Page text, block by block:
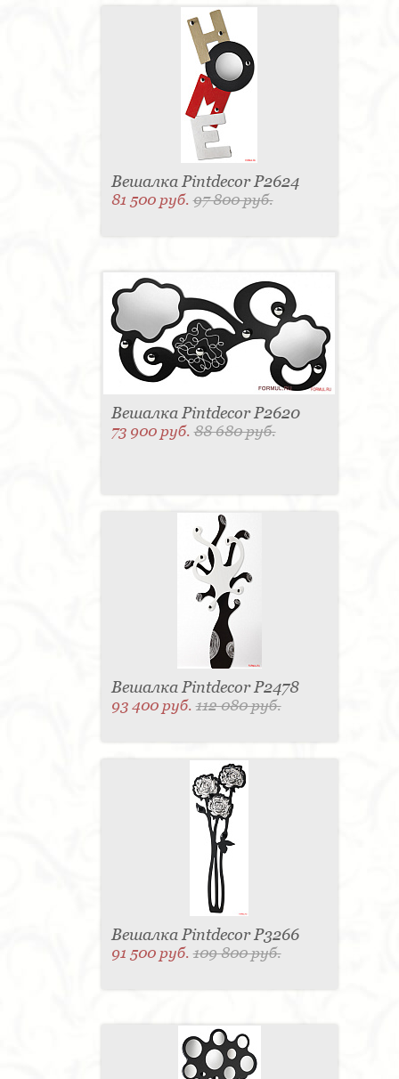
Вешалка Pintdecor P2624
81 500 руб.97 800 руб.
Вешалка Pintdecor P2620
73 900 руб.88 680 руб.
Вешалка Pintdecor P2478
93 400 руб.112 080 руб.
Вешалка Pintdecor P3266
91 500 руб.109 800 руб.